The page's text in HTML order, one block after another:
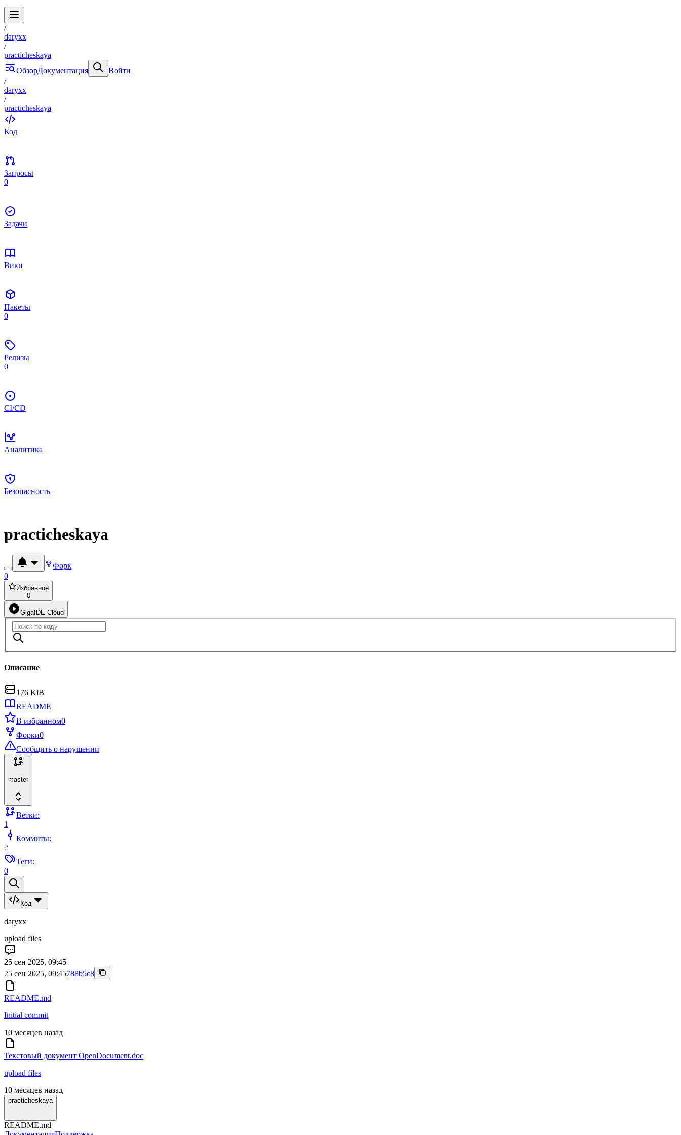
/
daryxx
/
practicheskaya
ОбзорДокументация
Войти
/
daryxx
/
practicheskaya
Код
Запросы
0
Задачи
Вики
Пакеты
0
Релизы
0
CI/CD
Аналитика
Безопасность
practicheskaya
Форк
0
Избранное
0
GigaIDE Cloud
Описание
176 KiB
README
В избранном0
Форки0
Сообщить о нарушении
master
Ветки:
1
Коммиты:
2
Теги:
0
Код
daryxx
upload files
25 сен 2025, 09:45
25 сен 2025, 09:45788b5c8
README.md
Initial commit
10 месяцев назад
Текстовый документ OpenDocument.doc
upload files
10 месяцев назад
practicheskaya
README.md